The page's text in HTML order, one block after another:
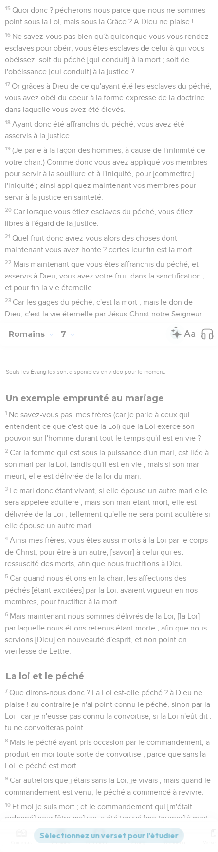
15 Quoi donc ? pécherons-nous parce que nous ne sommes
point sous la Loi, mais sous la Grâce ? A Dieu ne plaise !
16 Ne savez-vous pas bien qu'à quiconque vous vous rendez
esclaves pour obéir, vous êtes esclaves de celui à qui vous
obéissez, soit du péché [qui conduit] à la mort ; soit de
l'obéissance [qui conduit] à la justice ?
17 Or grâces à Dieu de ce qu'ayant été les esclaves du péché,
vous avez obéi du coeur à la forme expresse de la doctrine
dans laquelle vous avez été élevés.
18 Ayant donc été affranchis du péché, vous avez été
asservis à la justice.
19 (Je parle à la façon des hommes, à cause de l'infirmité de
votre chair.) Comme donc vous avez appliqué vos membres
pour servir à la souillure et à l'iniquité, pour [commettre]
l'iniquité ; ainsi appliquez maintenant vos membres pour
servir à la justice en sainteté.
20 Car lorsque vous étiez esclaves du péché, vous étiez
libres à l'égard de la justice.
21 Quel fruit donc aviez-vous alors des choses dont
maintenant vous avez honte ? certes leur fin est la mort.
22 Mais maintenant que vous êtes affranchis du péché, et
asservis à Dieu, vous avez votre fruit dans la sanctification ;
et pour fin la vie éternelle.
23 Car les gages du péché, c'est la mort ; mais le don de
Dieu, c'est la vie éternelle par Jésus-Christ notre Seigneur.
Romains 7
Seuls les Évangiles sont disponibles en vidéo pour le moment.
Un exemple emprunté au mariage
1 Ne savez-vous pas, mes frères (car je parle à ceux qui
entendent ce que c'est que la Loi) que la Loi exerce son
pouvoir sur l'homme durant tout le temps qu'il est en vie ?
2 Car la femme qui est sous la puissance d'un mari, est liée à
son mari par la Loi, tandis qu'il est en vie ; mais si son mari
meurt, elle est délivrée de la loi du mari.
3 Le mari donc étant vivant, si elle épouse un autre mari elle
sera appelée adultère ; mais son mari étant mort, elle est
délivrée de la Loi ; tellement qu'elle ne sera point adultère si
elle épouse un autre mari.
4 Ainsi mes frères, vous êtes aussi morts à la Loi par le corps
de Christ, pour être à un autre, [savoir] à celui qui est
ressuscité des morts, afin que nous fructifions à Dieu.
5 Car quand nous étions en la chair, les affections des
péchés [étant excitées] par la Loi, avaient vigueur en nos
membres, pour fructifier à la mort.
6 Mais maintenant nous sommes délivrés de la Loi, [la Loi]
par laquelle nous étions retenus étant morte ; afin que nous
servions [Dieu] en nouveauté d'esprit, et non point en
vieillesse de Lettre.
La loi et le péché
7 Que dirons-nous donc ? La Loi est-elle péché ? à Dieu ne
plaise ! au contraire je n'ai point connu le péché, sinon par la
Loi : car je n'eusse pas connu la convoitise, si la Loi n'eût dit :
tu ne convoiteras point.
8 Mais le péché ayant pris occasion par le commandement, a
produit en moi toute sorte de convoitise ; parce que sans la
Loi le péché est mort.
9 Car autrefois que j'étais sans la Loi, je vivais ; mais quand le
commandement est venu, le péché a commencé à revivre.
10 Et moi je suis mort ; et le commandement qui [m'était
ordonné] pour [être ma] vie, a été trouvé [me tourner] à mort.
Car le péché prenant occasion du commandement, m'a
séduit, et par lui m'a mis à mort.
Versions Commentaires Strong